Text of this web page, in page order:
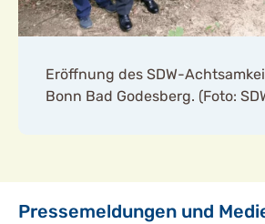
Eröffnung des SDW-
Bonn Bad Godesberg. (Foto:
Pressemeldungen und